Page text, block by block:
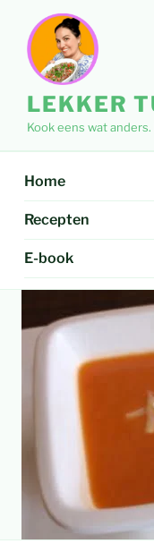
inhoud
LEKKER
Kook eens wat
Home
Recepten
E-book